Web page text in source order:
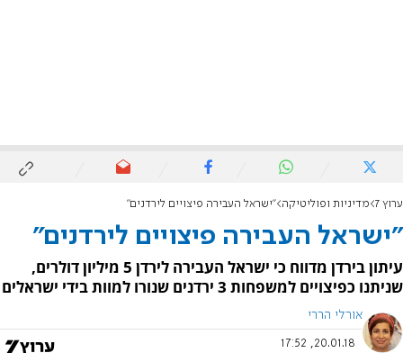
ערוץ 7 מדיניות ופוליטיקה "ישראל העבירה פיצויים לירדנים"
"ישראל העבירה פיצויים לירדנים"
עיתון בירדן מדווח כי ישראל העבירה לירדן 5 מיליון דולרים,
שניתנו כפיצויים למשפחות 3 ירדנים שנורו למוות בידי ישראלים
אורלי הררי
20.01.18, 17:52